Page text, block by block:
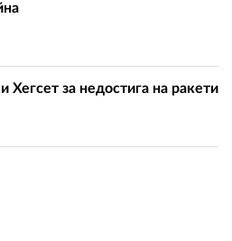
за недостига на ракети